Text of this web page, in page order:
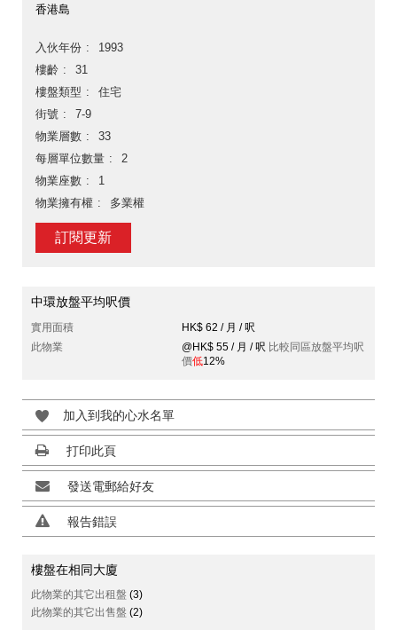
香港島
入伙年份
1993
樓齡
31
樓盤類型
住宅
街號
7-9
物業層數
33
每層單位數量
2
物業座數
1
物業擁有權
多業權
訂閱更新
中環放盤平均呎價
實用面積
HK$ 62 / 月 / 呎
此物業
@HK$ 55 / 月 / 呎 比較同區放盤平均呎
價低12%
加入到我的心水名單
打印此頁
發送電郵給好友
報告錯誤
樓盤在相同大廈
此物業的其它出租盤 (3)
此物業的其它出售盤 (2)